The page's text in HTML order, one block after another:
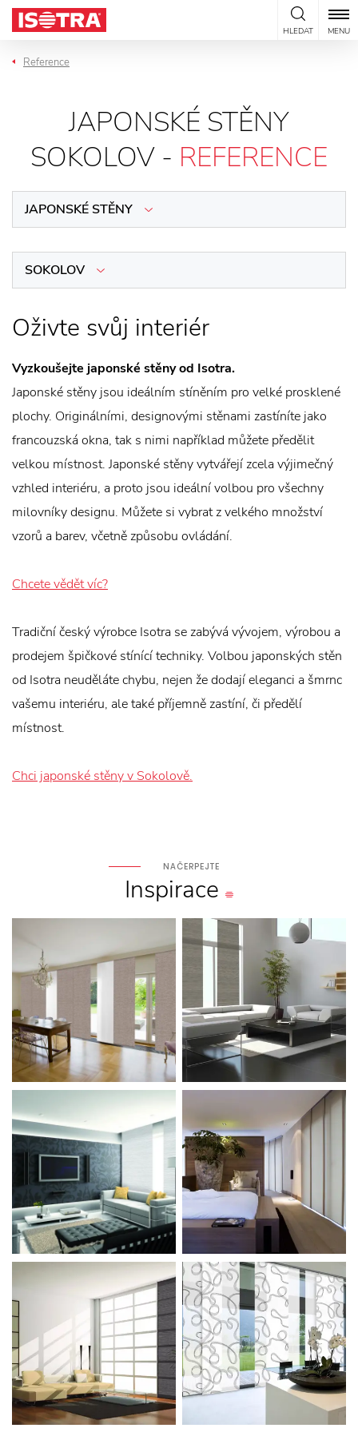
Přeskočit na obsah
HLEDAT MENU
Reference
JAPONSKÉ STĚNY
SOKOLOV - REFERENCE
JAPONSKÉ STĚNY
SOKOLOV
Oživte svůj interiér
Vyzkoušejte japonské stěny od Isotra.
Japonské stěny jsou ideálním stíněním pro velké prosklené
plochy. Originálními, designovými stěnami zastíníte jako
francouzská okna, tak s nimi například můžete předělit
velkou místnost. Japonské stěny vytvářejí zcela výjimečný
vzhled interiéru, a proto jsou ideální volbou pro všechny
milovníky designu. Můžete si vybrat z velkého množství
vzorů a barev, včetně způsobu ovládání.
Chcete vědět víc?
Tradiční český výrobce Isotra se zabývá vývojem, výrobou a
prodejem špičkové stínící techniky. Volbou japonských stěn
od Isotra neuděláte chybu, nejen že dodají eleganci a šmrnc
vašemu interiéru, ale také příjemně zastíní, či předělí
místnost.
Chci japonské stěny v Sokolově.
NAČERPEJTE
Inspirace